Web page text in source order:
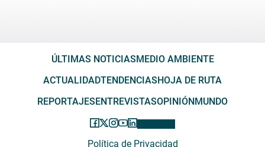
ÚLTIMAS NOTICIASMEDIO AMBIENTE
ACTUALIDADTENDENCIASHOJA DE RUTA
REPORTAJESENTREVISTASOPINIÓNMUNDO
Política de Privacidad